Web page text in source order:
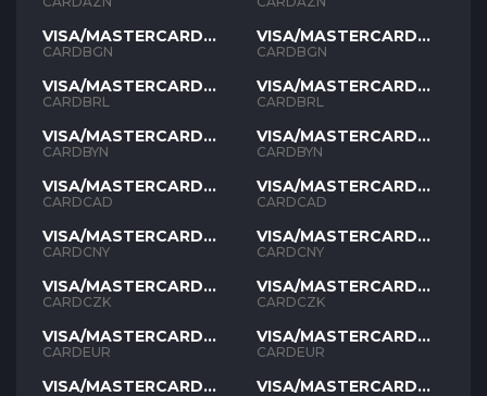
VISA/MASTERCARD
BGN
CARDBGN
VISA/MASTERCARD
BRL
CARDBRL
VISA/MASTERCARD
BYN
CARDBYN
VISA/MASTERCARD
CAD
CARDCAD
VISA/MASTERCARD
CNY
CARDCNY
VISA/MASTERCARD
CZK
CARDCZK
VISA/MASTERCARD
EUR
CARDEUR
VISA/MASTERCARD
VISA/MASTERCARD
BGN
CARDBGN
VISA/MASTERCARD
BRL
CARDBRL
VISA/MASTERCARD
BYN
CARDBYN
VISA/MASTERCARD
CAD
CARDCAD
VISA/MASTERCARD
CNY
CARDCNY
VISA/MASTERCARD
CZK
CARDCZK
VISA/MASTERCARD
EUR
CARDEUR
VISA/MASTERCARD